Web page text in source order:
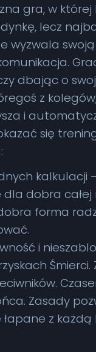
gra, w
lecz
wyzwala
dbając o
z
i
się
kalkulacji
dobra całej
forma
i
Zasady
z